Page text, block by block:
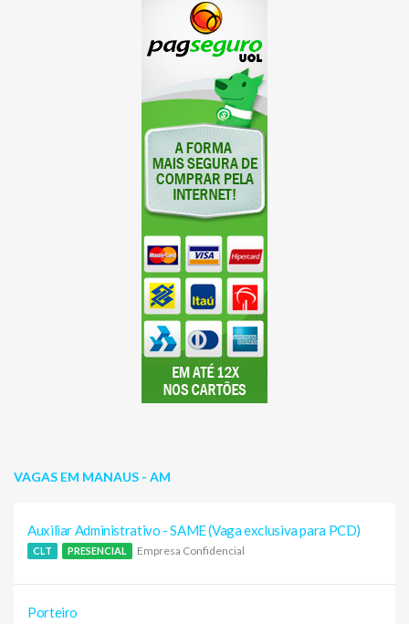
VAGAS EM MANAUS - AM
Auxiliar Administrativo - SAME (Vaga exclusiva para PCD)
CLT PRESENCIAL Empresa Confidencial
Porteiro